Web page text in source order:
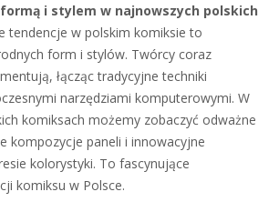
i stylem w najnowszych polskich
tendencje w polskim komiksie to
form i stylów. Twórcy coraz
łącząc tradycyjne techniki
narzędziami komputerowymi. W
komiksach możemy zobaczyć odważne
kompozycje paneli i innowacyjne
kolorystyki. To fascynujące
komiksu w Polsce.